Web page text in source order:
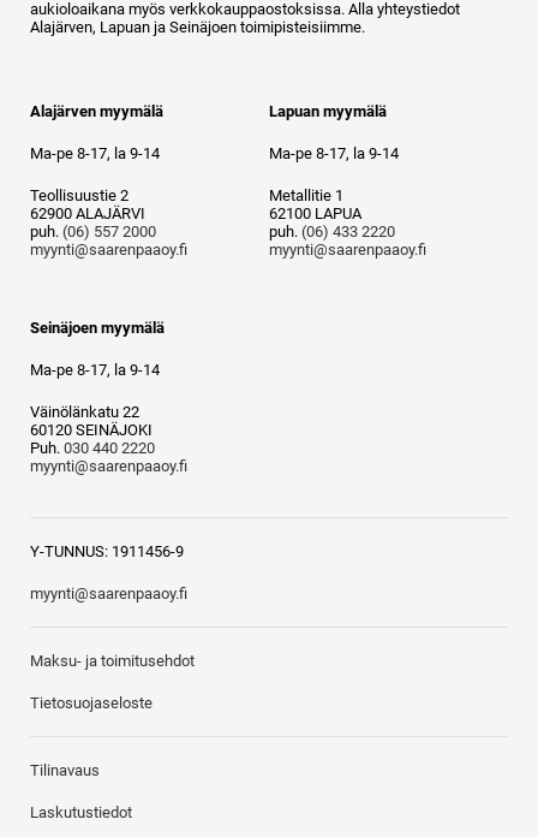
aukioloaikana myös verkkokauppaostoksissa. Alla yhteystiedot
Alajärven, Lapuan ja Seinäjoen toimipisteisiimme.
Alajärven myymälä
Ma-pe 8-17, la 9-14
Teollisuustie 2
62900 ALAJÄRVI
puh. (06) 557 2000
myynti@saarenpaaoy.fi
Lapuan myymälä
Ma-pe 8-17, la 9-14
Metallitie 1
62100 LAPUA
puh. (06) 433 2220
myynti@saarenpaaoy.fi
Seinäjoen myymälä
Ma-pe 8-17, la 9-14
Väinölänkatu 22
60120 SEINÄJOKI
Puh. 030 440 2220
myynti@saarenpaaoy.fi
Y-TUNNUS: 1911456-9
myynti@saarenpaaoy.fi
Maksu- ja toimitusehdot
Tietosuojaseloste
Tilinavaus
Laskutustiedot